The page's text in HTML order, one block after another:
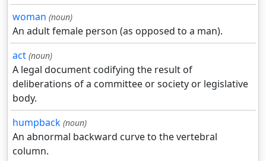
woman (noun)
An adult female person (as opposed to a man).
act (noun)
A legal document codifying the result of
deliberations of a committee or society or legislative
body.
humpback (noun)
An abnormal backward curve to the vertebral
column.